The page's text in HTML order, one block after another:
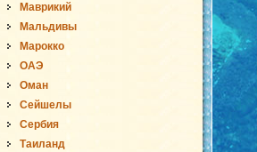
Маврикий
Мальдивы
Марокко
ОАЭ
Оман
Сейшелы
Сербия
Таиланд